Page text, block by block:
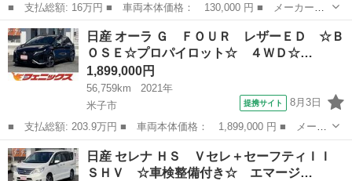
■ 支払総額: 16万円 ■ 車両本体価格： 130,000 円 ■ メーカー
名： 日産 ■ 車種名： モコ ■ グレード名： Ｓ ホグランプ
車検令和９年７月２９日です ■ 排気量： 660cc ■ ドア枚数：
5D ■...
広島 広島市 モコ
日産 オーラ Ｇ ＦＯＵＲ レザーＥＤ ☆Ｂ
ＯＳＥ☆プロパイロット☆ ４ＷＤ☆…
1,899,000円
56,759km
2021年
米子市
提携サイト 8月3日
■ 支払総額: 203.9万円 ■ 車両本体価格： 1,899,000 円 ■ メーカ
ー名： 日産 ■ 車種名： オーラ ■ グレード名： Ｇ ＦＯＵ
Ｒ レザーＥＤ ☆ＢＯＳＥ☆プロパイロット☆ ４ＷＤ☆ＢＯＳＥ
サウンド☆...
鳥取 米子市 日産
日産 セレナ ＨＳ Ｖセレ＋セーフティＩＩ
ＳＨＶ ☆車検整備付き☆ エマージ…